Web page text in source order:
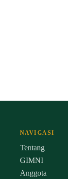
NAVIGASI
Tentang
GIMNI
Anggota